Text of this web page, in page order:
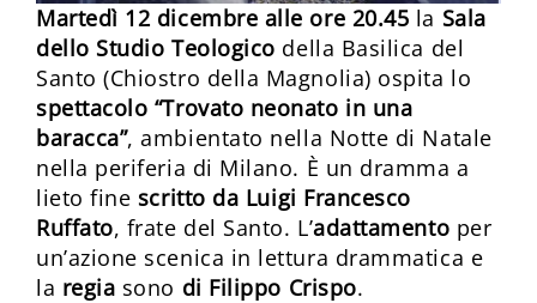
Martedì 12 dicembre alle ore 20.45 la Sala
dello Studio Teologico della Basilica del
Santo (Chiostro della Magnolia) ospita lo
spettacolo “Trovato neonato in una
baracca”, ambientato nella Notte di Natale
nella periferia di Milano. È un dramma a
lieto fine scritto da Luigi Francesco
Ruffato, frate del Santo. L’adattamento per
un’azione scenica in lettura drammatica e
la regia sono di Filippo Crispo.